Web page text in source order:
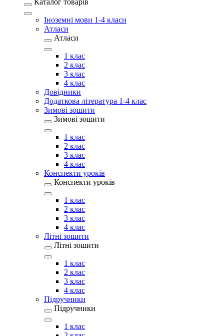
Каталог товарів
Іноземні мови 1-4 класи
Атласи
Атласи
1 клас
2 клас
3 клас
4 клас
Довідники
Додаткова література 1-4 клас
Зимові зошити
Зимові зошити
1 клас
2 клас
3 клас
4 клас
Конспекти уроків
Конспекти уроків
1 клас
2 клас
3 клас
4 клас
Літні зошити
Літні зошити
1 клас
2 клас
3 клас
4 клас
Підручники
Підручники
1 клас